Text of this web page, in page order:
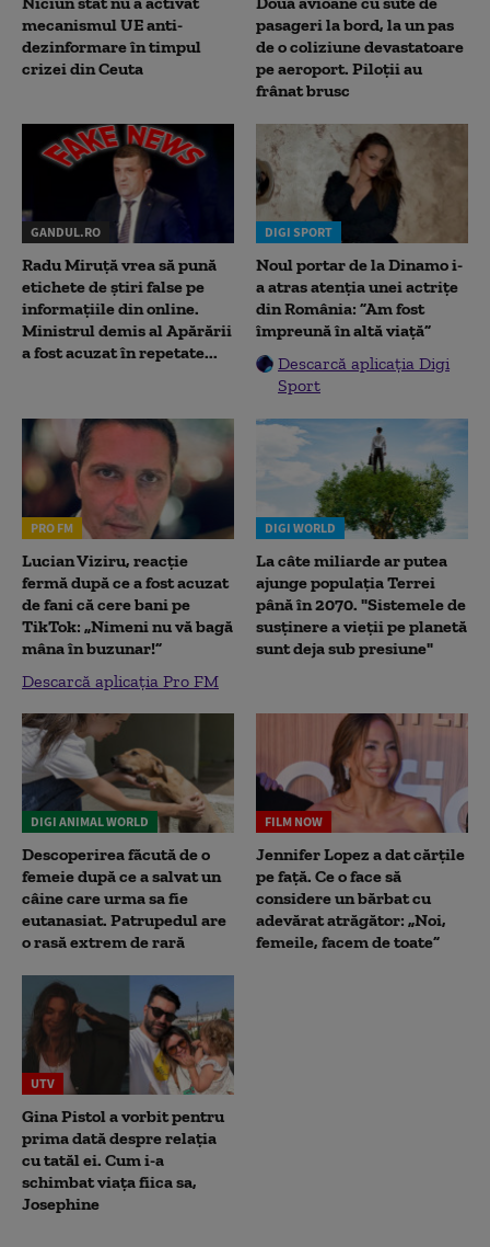
mecanismul UE anti-
dezinformare în timpul
crizei din Ceuta
pasageri la bord, la un pas
de o coliziune devastatoare
pe aeroport. Piloții au
frânat brusc
GANDUL.RO
Radu Miruţă vrea să pună
etichete de știri false pe
informațiile din online.
Ministrul demis al Apărării
a fost acuzat în repetate...
DIGI SPORT
Noul portar de la Dinamo i-
a atras atenția unei actrițe
din România: ”Am fost
împreună în altă viață”
Descarcă aplicația Digi
Sport
PRO FM
Lucian Viziru, reacție
fermă după ce a fost acuzat
de fani că cere bani pe
TikTok: „Nimeni nu vă bagă
mâna în buzunar!”
Descarcă aplicația Pro FM
DIGI WORLD
La câte miliarde ar putea
ajunge populația Terrei
până în 2070. "Sistemele de
susținere a vieții pe planetă
sunt deja sub presiune"
DIGI ANIMAL WORLD
Descoperirea făcută de o
femeie după ce a salvat un
câine care urma sa fie
eutanasiat. Patrupedul are
o rasă extrem de rară
FILM NOW
Jennifer Lopez a dat cărțile
pe față. Ce o face să
considere un bărbat cu
adevărat atrăgător: „Noi,
femeile, facem de toate”
UTV
Gina Pistol a vorbit pentru
prima dată despre relația
cu tatăl ei. Cum i-a
schimbat viața fiica sa,
Josephine